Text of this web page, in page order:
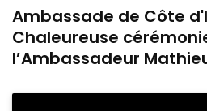
Ambassade de Côte
Chaleureuse
l’Ambassadeur